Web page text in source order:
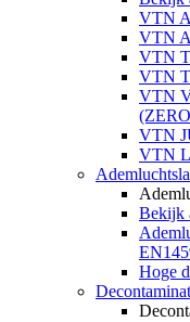
VTN
VTN
VTN
VTN
VTN
VTN
VTN
Bekijk
Hoge